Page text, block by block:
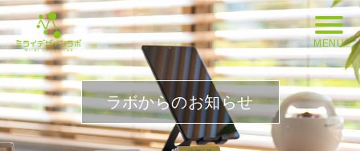
MENU
ラボからのお知らせ